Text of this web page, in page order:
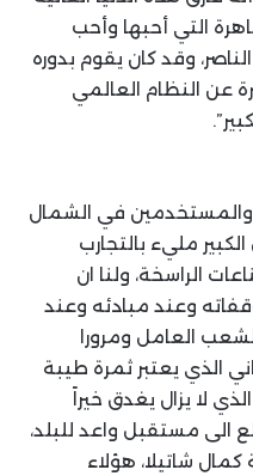
التي أحبها وأحب
وقد كان يقوم بدوره
عن النظام العالمي
والمستخدمين في الشمال
مليء بالتجارب
الراسخة، ولنا ان
وعند مبادئه وعند
العامل ومرورا
الذي يعتبر ثمرة طيبة
لا يزال يغدق خيراً
الى مستقبل واعد للبلد،
شاتيلا، هؤلاء